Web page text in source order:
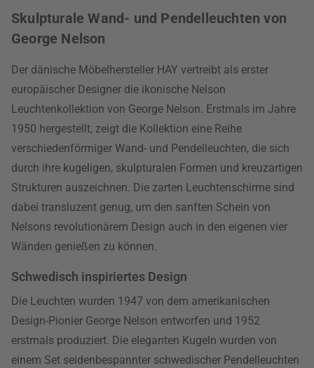
Skulpturale Wand- und Pendelleuchten von
George Nelson
Der dänische Möbelhersteller HAY vertreibt als erster
europäischer Designer die ikonische Nelson
Leuchtenkollektion von George Nelson. Erstmals im Jahre
1950 hergestellt, zeigt die Kollektion eine Reihe
verschiedenförmiger Wand- und Pendelleuchten, die sich
durch ihre kugeligen, skulpturalen Formen und kreuzartigen
Strukturen auszeichnen. Die zarten Leuchtenschirme sind
dabei transluzent genug, um den sanften Schein von
Nelsons revolutionärem Design auch in den eigenen vier
Wänden genießen zu können.
Schwedisch inspiriertes Design
Die Leuchten wurden 1947 von dem amerikanischen
Design-Pionier George Nelson entworfen und 1952
erstmals produziert. Die eleganten Kugeln wurden von
einem Set seidenbespannter schwedischer Pendelleuchten